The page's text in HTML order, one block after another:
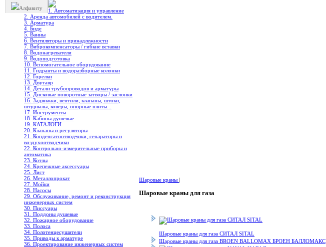
Алфавиту
1. Автоматизация и управление
2. Аренда автомобилей с водителем.
3. Арматура
4. Биде
5. Ванны
6. Вентиляторы и принадлежности
7. Виброкомпенсаторы / гибкие вставки
8. Водонагреватели
9. Водоподготовка
10. Вспомогательное оборудование
11. Гидранты и водоразборные колонки
12. Горелки
13. Двутавр
14. Детали трубопроводов и арматуры
15. Дисковые поворотные затворы / заслонки
16. Задвижки, вентили, клапаны, штоки,
штурвалы, коверы, опорные плиты...
17. Инструменты
18. Кабины душевые
19. КАТАЛОГИ
20. Клапаны и регуляторы
21. Конденсатоотводчики, сепараторы и
воздухоотводчики
22. Контрольно-измерительные приборы и
автоматика
23. Котлы
24. Крепежные аксессуары
25. Лист
26. Металлопрокат
27. Мойки
28. Насосы
29. Обслуживание, ремонт и реконструкция
инженерных систем
30. Писсуары
31. Поддоны душевые
32. Пожарное оборудование
33. Полоса
34. Полотенцесушители
35. Приводы к арматуре
36. Проектирование инженерных систем
Шаровые краны |
Шаровые краны для газа
Шаровые краны для газа СИТАЛ SITAL
Шаровые краны для газа BROEN BALLOMAX БРОЕН БАЛЛОМАКС